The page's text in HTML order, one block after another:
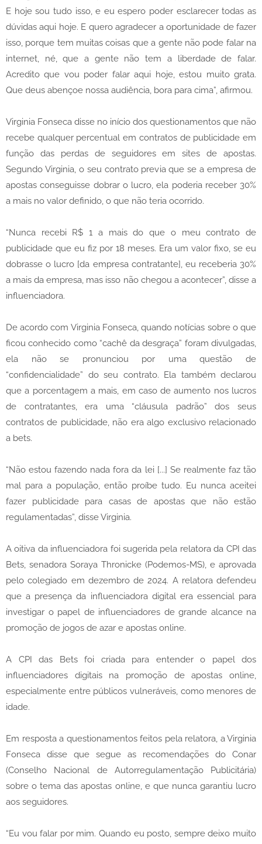
E hoje sou tudo isso, e eu espero poder esclarecer todas as
dúvidas aqui hoje. E quero agradecer a oportunidade de fazer
isso, porque tem muitas coisas que a gente não pode falar na
internet, né, que a gente não tem a liberdade de falar.
Acredito que vou poder falar aqui hoje, estou muito grata.
Que deus abençoe nossa audiência, bora para cima”, afirmou.
Virginia Fonseca disse no início dos questionamentos que não
recebe qualquer percentual em contratos de publicidade em
função das perdas de seguidores em sites de apostas.
Segundo Virginia, o seu contrato previa que se a empresa de
apostas conseguisse dobrar o lucro, ela poderia receber 30%
a mais no valor definido, o que não teria ocorrido.
“Nunca recebi R$ 1 a mais do que o meu contrato de
publicidade que eu fiz por 18 meses. Era um valor fixo, se eu
dobrasse o lucro [da empresa contratante], eu receberia 30%
a mais da empresa, mas isso não chegou a acontecer”, disse a
influenciadora.
De acordo com Virginia Fonseca, quando notícias sobre o que
ficou conhecido como “cachê da desgraça” foram divulgadas,
ela não se pronunciou por uma questão de
“confidencialidade” do seu contrato. Ela também declarou
que a porcentagem a mais, em caso de aumento nos lucros
de contratantes, era uma “cláusula padrão” dos seus
contratos de publicidade, não era algo exclusivo relacionado
a bets.
“Não estou fazendo nada fora da lei [...] Se realmente faz tão
mal para a população, então proíbe tudo. Eu nunca aceitei
fazer publicidade para casas de apostas que não estão
regulamentadas”, disse Virginia.
A oitiva da influenciadora foi sugerida pela relatora da CPI das
Bets, senadora Soraya Thronicke (Podemos-MS), e aprovada
pelo colegiado em dezembro de 2024. A relatora defendeu
que a presença da influenciadora digital era essencial para
investigar o papel de influenciadores de grande alcance na
promoção de jogos de azar e apostas online.
A CPI das Bets foi criada para entender o papel dos
influenciadores digitais na promoção de apostas online,
especialmente entre públicos vulneráveis, como menores de
idade.
Em resposta a questionamentos feitos pela relatora, a Virginia
Fonseca disse que segue as recomendações do Conar
(Conselho Nacional de Autorregulamentação Publicitária)
sobre o tema das apostas online, e que nunca garantiu lucro
aos seguidores.
“Eu vou falar por mim. Quando eu posto, sempre deixo muito